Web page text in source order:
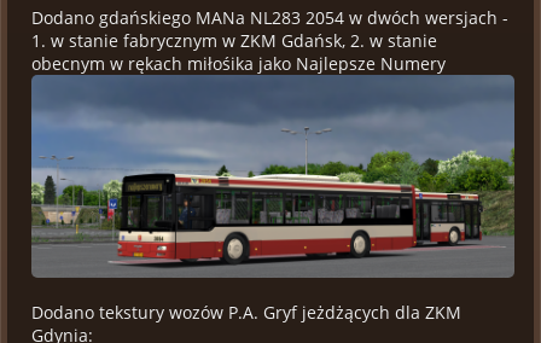
Dodano gdańskiego MANa NL283 2054 w dwóch wersjach -
1. w stanie fabrycznym w ZKM Gdańsk, 2. w stanie
obecnym w rękach miłośika jako Najlepsze Numery
Dodano tekstury wozów P.A. Gryf jeżdżących dla ZKM
Gdynia: